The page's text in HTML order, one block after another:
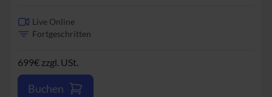
Live Online
Fortgeschritten
699€ zzgl. USt.
Buchen